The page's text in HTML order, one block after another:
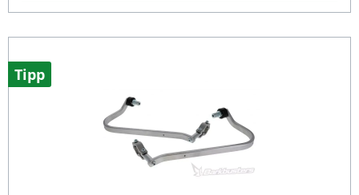
Befestigungs Kit sorgt mit seinem vollständig
Befestigungspunkten für maximalen Schutz. Es ist präzise
und gewährleistet so eine einfache Montage sowie
dauerhafte Stabilität. Kompatibel mit BarkBusters JET-,
VPS-, STORM- und Carbon-Schutzvorrichtungen (jeweils
separat erhältlich). Perfekte Passform passend für
ausgewählte KTM, Royal Enfield und Yamaha Modelle
Hochwertiges Aluminium für maximale Stabilität Einfache
Montage an Original-Lenkeraufnahmen Kompatibel mit
verschiedenen BarkBusters Schutzvorrichtungen
Tipp